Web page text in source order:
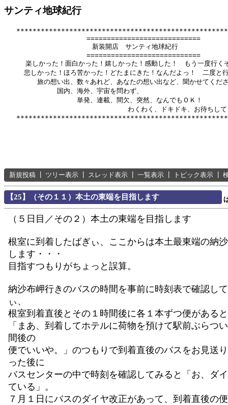
サンティ地球紀行
          　　       ============================
              　      新装開店　サンティ地球紀行
          　　       ============================
楽しかった！面白かった！嬉しかった！感動した！　もう一度行く
悲しかった！ほろ苦かった！どたまにきた！なんだよっ！　二度と
旅の想い出、数々あれど、あなたの想い出など、聞かせてくだ
国内、海外、宇宙を問わず、
単発、連載、間欠、突然、なんでもＯＫ！
わくわく、ドキドキ、お待ちしてま
新規投稿 ツリー表示 スレッド表示 一覧表示 トピック表示
【25】（その１１）本土の東端を目指します
（５日目／その２）本土の東端を目指します
根室に到着したばぎぃ、ここからは本土最東端の納
します・・・
目指すつもりがちょっと誤算。
納沙布岬行きのバスの時間を事前に時刻表で確認し
ぃ、
根室到着直後とその１時間後に各１本ずつ便がある
「まあ、到着してホテルに荷物を預けて駅前ぶらつ
間後の
便でいいや。」のつもりで到着直後のバスをお見送
った後に
バスセンターの中で時刻を確認してみると「お、ダ
ている」。
７月１日にバスのダイヤ改正があって、到着直後の